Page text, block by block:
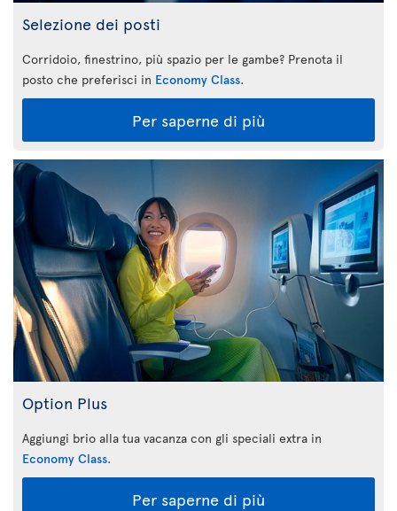
Selezione dei posti
Corridoio, finestrino, più spazio per le gambe? Prenota il
posto che preferisci in Economy Class.
Per saperne di più
Option Plus
Aggiungi brio alla tua vacanza con gli speciali extra in
Economy Class.
Per saperne di più